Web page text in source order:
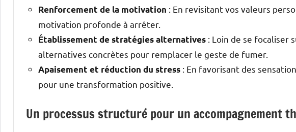
Renforcement de la motivation : En revisitant vos valeurs
motivation profonde à arrêter.
Établissement de stratégies alternatives : Loin de se focaliser
alternatives concrètes pour remplacer le geste de fumer.
Apaisement et réduction du stress : En favorisant des
pour une transformation positive.
Un processus structuré pour un accompagnement